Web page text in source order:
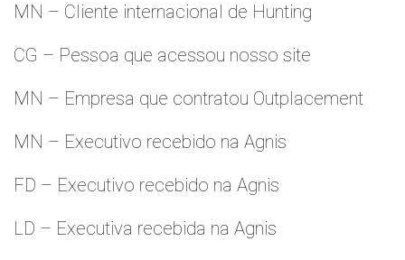
MN – Cliente internacional de Hunting
CG – Pessoa que acessou nosso site
MN – Empresa que contratou Outplacement
MN – Executivo recebido na Agnis
FD – Executivo recebido na Agnis
LD – Executiva recebida na Agnis